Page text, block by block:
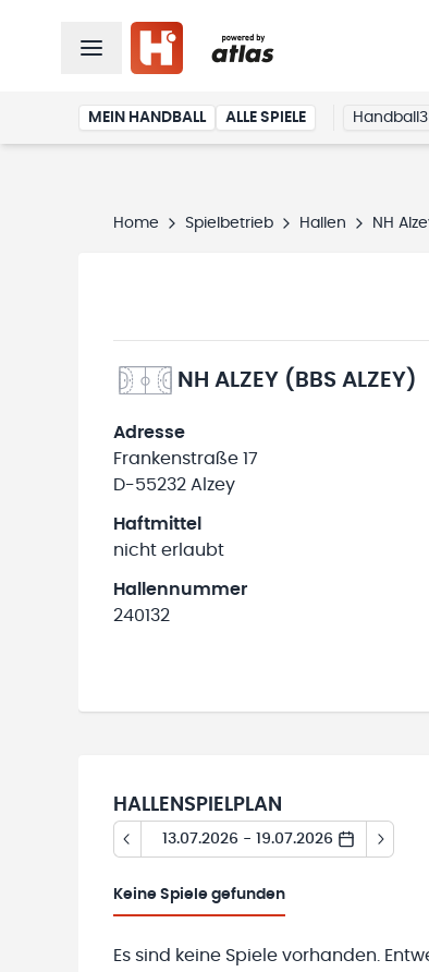
MEIN HANDBALL ALLE SPIELE
Home Spielbetrieb Hallen NH
NH ALZEY (BBS ALZEY)
Adresse
Frankenstraße 17
D-55232 Alzey
Haftmittel
nicht erlaubt
Hallennummer
240132
HALLENSPIELPLAN
13.07.2026 - 19.07.2026
Keine Spiele gefunden
Es sind keine Spiele vorhanden.